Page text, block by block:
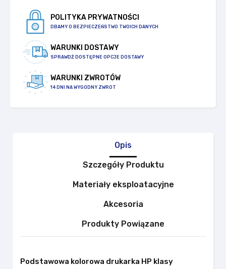
POLITYKA PRYWATNOŚCI
DBAMY O BEZPIECZEŃSTWO TWOICH DANYCH
WARUNKI DOSTAWY
SPRAWDŹ DOSTĘPNE OPCJE DOSTAWY
WARUNKI ZWROTÓW
14 DNI NA WYGODNY ZWROT
Opis
Szczegóły Produktu
Materiały eksploatacyjne
Akcesoria
Produkty Powiązane
Podstawowa kolorowa drukarka HP klasy